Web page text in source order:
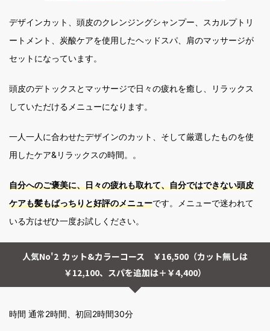
デザインカット、頭皮のクレンジングシャンプー、スカルプトリ
ートメント、炭酸ケアを使用したヘッドスパ、肩のマッサージが
セットになっています。
頭皮のデトックスとマッサージで日々の疲れを癒し、リラックス
していただけるメニューになります。
一人一人に合わせたデザインのカット、そして厳選したものを使
用したケア&リラックスの時間。。
自分へのご褒美に、日々の疲れも取れて、自分ではできない頭皮
ケアも髪もばっちりと好評のメニューです。メニューで迷われて
いる方はぜひ一度お試しください。
人気No'2 カット&カラーコース ￥16,500（カット無しは
￥12,100、スパを追加は＋￥4,400）
時間 通常2時間、初回2時間30分